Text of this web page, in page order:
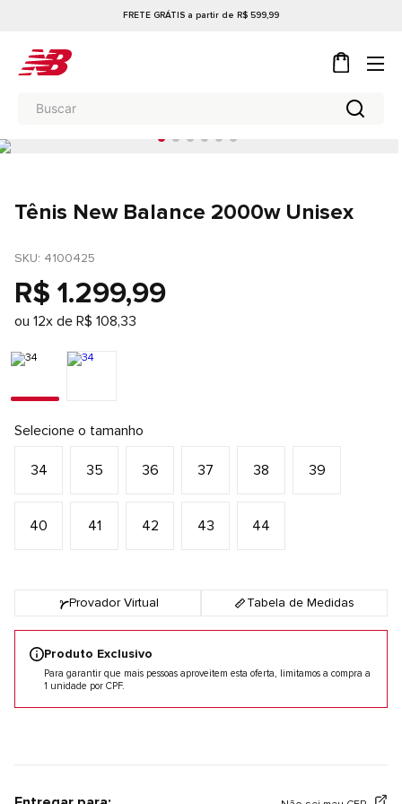
FRETE GRÁTIS a partir de R$ 599,99
Tênis New Balance 2000w Unisex
SKU: 4100425
R$ 1.299,99
ou 12x de R$ 108,33
Selecione o tamanho
34 35 36 37 38 39
40 41 42 43 44
Provador Virtual Tabela de Medidas
Produto Exclusivo
Para garantir que mais pessoas aproveitem esta oferta, limitamos a compra a
1 unidade por CPF.